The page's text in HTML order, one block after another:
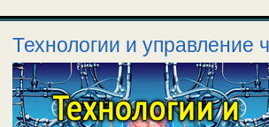
Технологии и управление